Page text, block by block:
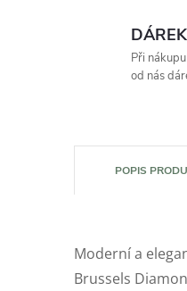
Při
od nás
POPIS
Moderní a
Brussels